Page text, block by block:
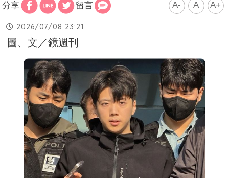
分享 留言 A- A A+
2026/07/08 23:21
圖、文／鏡週刊